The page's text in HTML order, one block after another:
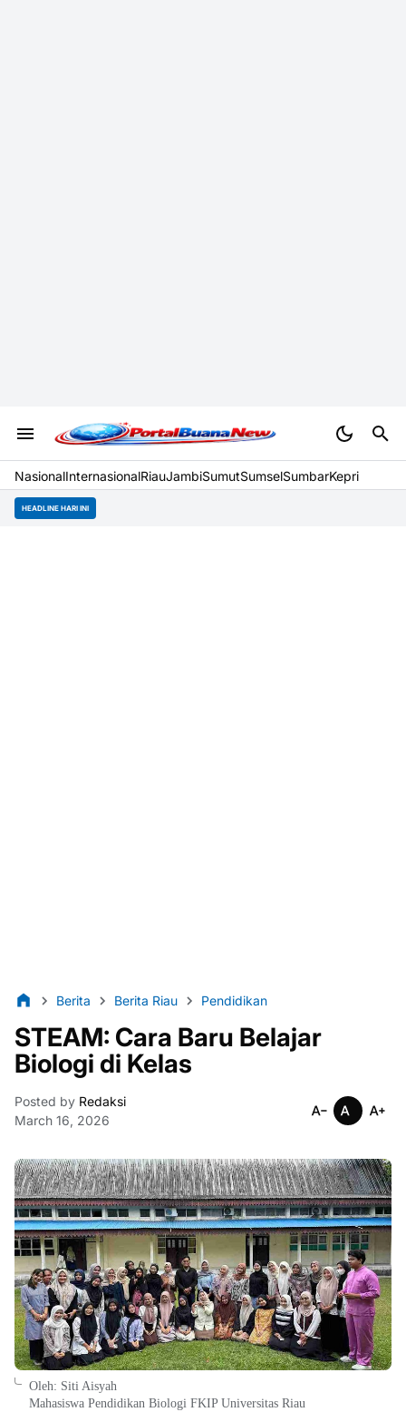
NasionalInternasionalRiauJambiSumutSumselSumbarKepri
HEADLINE HARI INI
Berita Berita Riau Pendidikan
STEAM: Cara Baru Belajar
Biologi di Kelas
Posted by Redaksi
March 16, 2026
Oleh: Siti Aisyah
Mahasiswa Pendidikan Biologi FKIP Universitas Riau